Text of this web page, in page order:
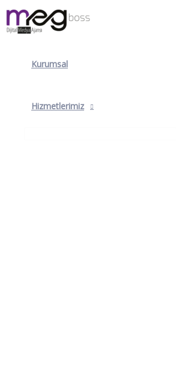
Kurumsal
Hizmetlerimiz